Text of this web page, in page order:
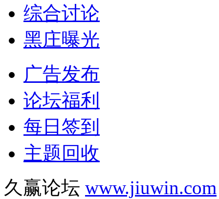
综合讨论
黑庄曝光
广告发布
论坛福利
每日签到
主题回收
久赢论坛 www.jiuwin.com